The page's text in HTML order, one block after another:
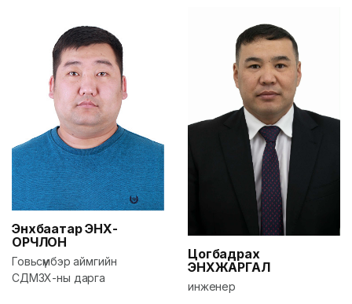
ЭнхбаатарЭНХ-
ОРЧЛОН
Говьсүмбэр аймгийн
СДМЗХ-ны дарга
Цогбадрах
ЭНХЖАРГАЛ
инженер